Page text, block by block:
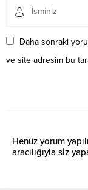
Daha sonraki
ve site adresim bu
Henüz yorum
aracılığıyla siz